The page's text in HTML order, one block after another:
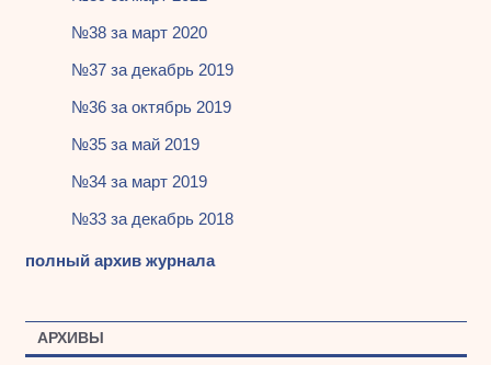
№38 за март 2020
№37 за декабрь 2019
№36 за октябрь 2019
№35 за май 2019
№34 за март 2019
№33 за декабрь 2018
полный архив журнала
АРХИВЫ